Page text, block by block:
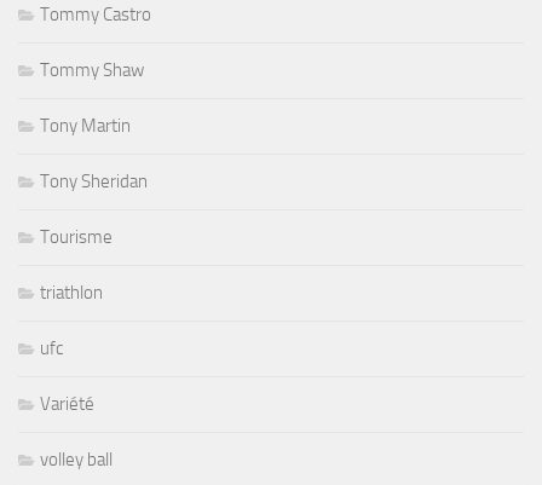
Tommy Castro
Tommy Shaw
Tony Martin
Tony Sheridan
Tourisme
triathlon
ufc
Variété
volley ball